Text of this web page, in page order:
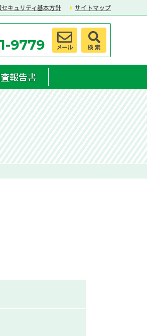
キュリティ基本方針 サイトマップ
9779
報告書